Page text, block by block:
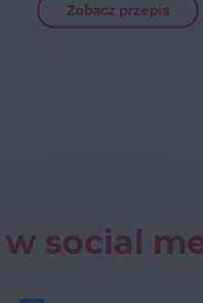
Zobacz przepis
social